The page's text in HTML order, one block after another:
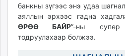
tac.mn
paparazzi.mn
unread.today
банкны зүгээс энэ удаа
аяллын эрхээс гадна
ӨРӨӨ БАЙР”-ны супер
тодруулахаар болжээ.